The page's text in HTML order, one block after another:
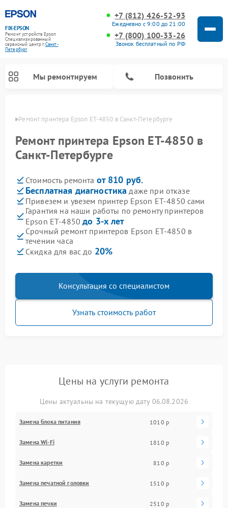
FIX-EPSON
Ремонт устройств Epson
Специализированный
cервисный центр г.Санкт-
Петербург
+7 (812) 426-52-93
Ежедневно с 9:00 до 21:00
+7 (800) 100-33-26
Звонок бесплатный по РФ
Мы ремонтируем Позвонить
Ремонт принтера Epson ET-4850 в Санкт-Петербурге
Ремонт принтера Epson ET-4850 в
Санкт-Петербурге
Стоимость ремонта от 810 руб.
Бесплатная диагностика даже при отказе
Привезем и увезем принтер Epson ET-4850 сами
Гарантия на наши работы по ремонту принтеров
Epson ET-4850до 3-х лет
Срочный ремонт принтеров Epson ET-4850 в
течении часа
Скидка для вас до 20%
Консультация со специалистом
Узнать стоимость работ
Цены на услуги ремонта
Цены актуальны на текущую дату 06.08.2026
Замена блока питания 1010 р
Замена Wi-Fi 1810 р
Замена каретки 810 р
Замена печатной головки 1510 р
Замена печки 2510 р